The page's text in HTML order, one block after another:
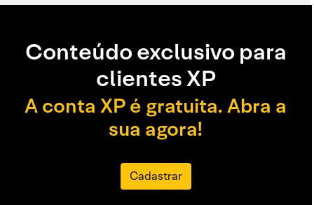
Conteúdo exclusivo para
clientes XP
A conta XP é gratuita. Abra a
sua agora!
Cadastrar